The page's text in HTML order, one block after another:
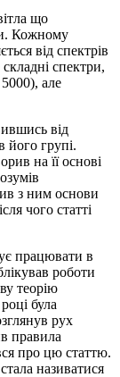
що
Кожному
від спектрів
спектри,
5000), але
від
його групі.
на її основі
з ним основи
чого статті
працювати в
роботи
теорію
була
рух
правила
про цю статтю.
називатися